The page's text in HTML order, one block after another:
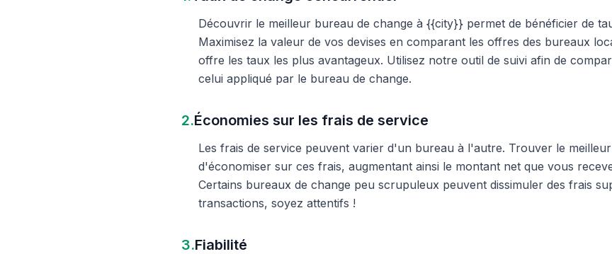
Découvrir le meilleur bureau de change à {{city}} permet de bénéficier de
Maximisez la valeur de vos devises en comparant les offres des bureaux
offre les taux les plus avantageux. Utilisez notre outil de suivi afin de
celui appliqué par le bureau de change.
2.Économies sur les frais de service
Les frais de service peuvent varier d'un bureau à l'autre. Trouver le
d'économiser sur ces frais, augmentant ainsi le montant net que vous
Certains bureaux de change peu scrupuleux peuvent dissimuler des frais
transactions, soyez attentifs !
3.Fiabilité